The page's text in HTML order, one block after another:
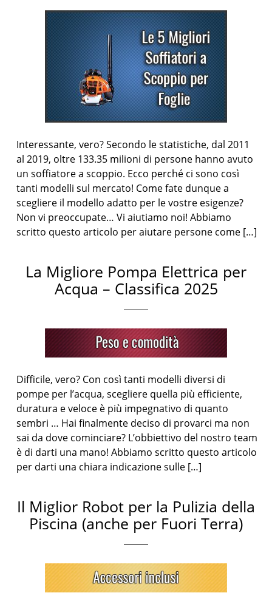
Interessante, vero? Secondo le statistiche, dal 2011
al 2019, oltre 133.35 milioni di persone hanno avuto
un soffiatore a scoppio. Ecco perché ci sono così
tanti modelli sul mercato! Come fate dunque a
scegliere il modello adatto per le vostre esigenze?
Non vi preoccupate… Vi aiutiamo noi! Abbiamo
scritto questo articolo per aiutare persone come […]
La Migliore Pompa Elettrica per
Acqua – Classifica 2025
Difficile, vero? Con così tanti modelli diversi di
pompe per l’acqua, scegliere quella più efficiente,
duratura e veloce è più impegnativo di quanto
sembri … Hai finalmente deciso di provarci ma non
sai da dove cominciare? L’obbiettivo del nostro team
è di darti una mano! Abbiamo scritto questo articolo
per darti una chiara indicazione sulle […]
Il Miglior Robot per la Pulizia della
Piscina (anche per Fuori Terra)